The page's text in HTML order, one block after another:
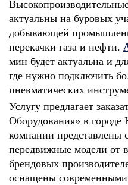
актуальны на буровых
добывающей
перекачки газа и нефти.
мин будет актуальна и
где нужно подключить
пневматических
Услугу предлагает
Оборудования» в
компании представлены
передвижные модели от
брендовых
оснащены